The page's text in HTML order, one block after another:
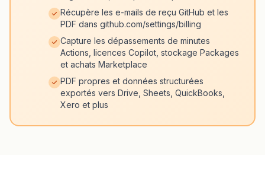
Récupère les e-mails de reçu GitHub et les
PDF dans github.com/settings/billing
Capture les dépassements de minutes
Actions, licences Copilot, stockage Packages
et achats Marketplace
PDF propres et données structurées
exportés vers Drive, Sheets, QuickBooks,
Xero et plus